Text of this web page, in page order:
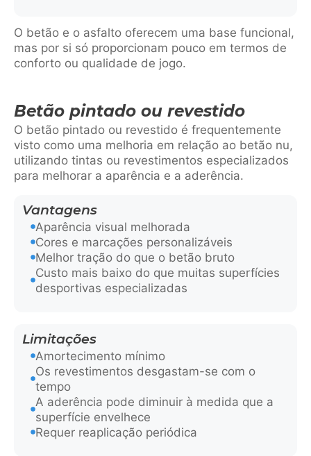
O betão e o asfalto oferecem uma base funcional,
mas por si só proporcionam pouco em termos de
conforto ou qualidade de jogo.
Betão pintado ou revestido
O betão pintado ou revestido é frequentemente
visto como uma melhoria em relação ao betão nu,
utilizando tintas ou revestimentos especializados
para melhorar a aparência e a aderência.
Vantagens
Aparência visual melhorada
Cores e marcações personalizáveis
Melhor tração do que o betão bruto
Custo mais baixo do que muitas superfícies
desportivas especializadas
Limitações
Amortecimento mínimo
Os revestimentos desgastam-se com o
tempo
A aderência pode diminuir à medida que a
superfície envelhece
Requer reaplicação periódica